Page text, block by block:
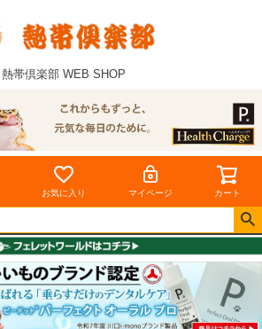
熱帯倶楽部 WEB SHOP
お気に入り マイページ カート